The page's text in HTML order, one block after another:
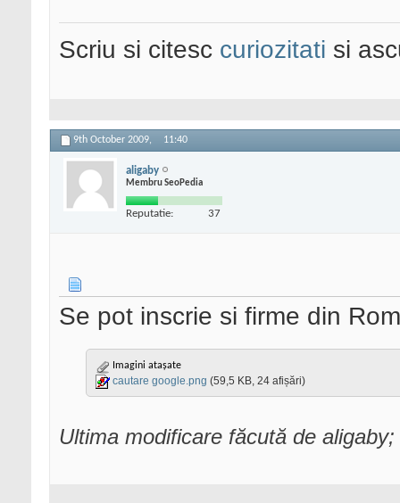
Scriu si citesc curiozitati si
9th October 2009, 11:40
aligaby
Membru SeoPedia
Reputatie: 37
Se pot inscrie si firme din
Imagini atașate
cautare google.png (59,5 KB, 24 afișări)
Ultima modificare făcută de